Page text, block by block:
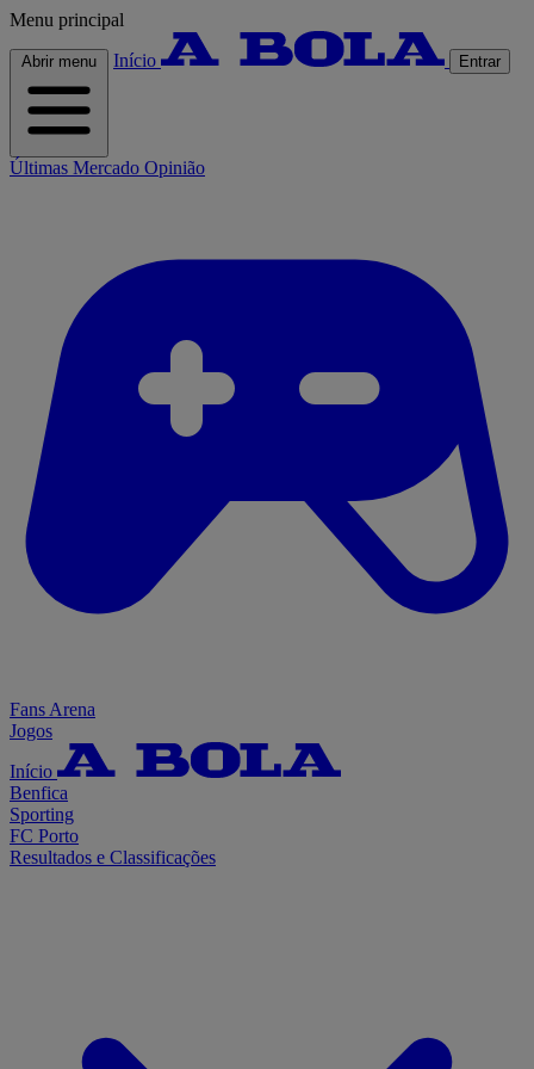
Menu principal
Abrir menu Início Entrar
Últimas Mercado Opinião
Fans Arena
Jogos
Início
Benfica
Sporting
FC Porto
Resultados e Classificações